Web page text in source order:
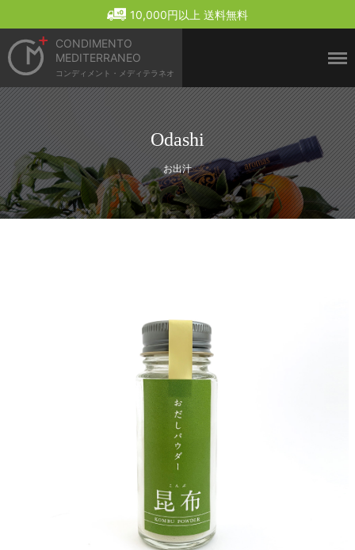
10,000円以上 送料無料
CONDIMENTO
MEDITERRANEO
コンディメント・メディテラネオ
Odashi
お出汁